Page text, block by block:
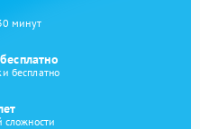
минут
бесплатно
сложности